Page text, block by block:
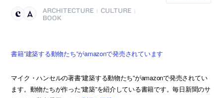
ARCHITECTURE CULTURE
BOOK
書籍”建築する動物たち”がamazonで発売されています
マイク・ハンセルの著書”建築する動物たち”がamazonで発売されてい
ます。動物たちが作った”建築”を紹介している書籍です。毎日新聞のサ